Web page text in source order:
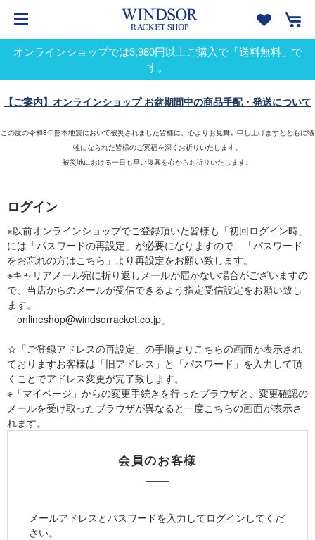
オンラインショップでは3,980円以上ご購入で「送料無料」で
す。
【ご案内】オンラインショップ お盆期間中の商品手配・発送について
この度の令和8年熊本地震において被災されました皆様に、心よりお見舞い申し上げますとともに犠
牲になられた皆様のご冥福を深くお祈りいたします。
被災地における一日も早い復興を心からお祈りいたします。
ログイン
※以前オンラインショップでご登録頂いた皆様も「初回ログイン時」
には「パスワードの再設定」が必要になりますので、「パスワード
をお忘れの方はこちら」より再設定をお願い致します。
※キャリアメール宛に折り返しメールが届かない場合がございますの
で、当店からのメールが受信できるよう指定受信設定をお願い致し
ます。
「onlineshop@windsorracket.co.jp」
☆「ご登録アドレスの再設定」の手順よりこちらの画面が表示され
ておりますお客様は「旧アドレス」と「パスワード」を入力して頂
くことでアドレス変更が完了致します。
※「マイページ」からの変更手続きを行ったブラウザと、変更確認の
メールを受け取ったブラウザが異なると一度こちらの画面が表示さ
れます。
会員のお客様
メールアドレスとパスワードを入力してログインしてくだ
さい。